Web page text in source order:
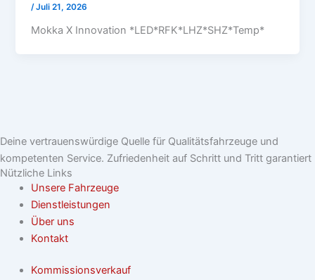
/Juli 21, 2026
Mokka X Innovation *LED*RFK*LHZ*SHZ*Temp*
Deine vertrauenswürdige Quelle für Qualitätsfahrzeuge und
kompetenten Service. Zufriedenheit auf Schritt und Tritt garantiert
Nützliche Links
Unsere Fahrzeuge
Dienstleistungen
Über uns
Kontakt
Kommissionsverkauf